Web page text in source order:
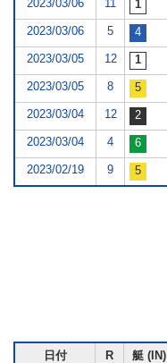
2023/03/06 11
2023/03/06 5
2023/03/05 12
2023/03/05 8
2023/03/04 12
2023/03/04 4
2023/02/19 9
日付 R 艇 (IN)